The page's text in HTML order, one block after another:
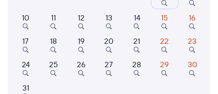
Кто едет
Найти поезда
10 11 12 13 14 15 16
17 18 19 20 21 22 23
24 25 26 27 28 29 30
31